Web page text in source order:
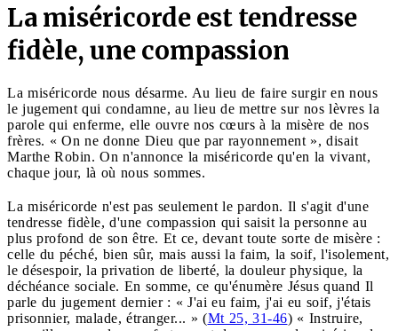
La miséricorde est tendresse
fidèle, une compassion
La miséricorde nous désarme. Au lieu de faire surgir en nous
le jugement qui condamne, au lieu de mettre sur nos lèvres la
parole qui enferme, elle ouvre nos cœurs à la misère de nos
frères. « On ne donne Dieu que par rayonnement », disait
Marthe Robin. On n'annonce la miséricorde qu'en la vivant,
chaque jour, là où nous sommes.
La miséricorde n'est pas seulement le pardon. Il s'agit d'une
tendresse fidèle, d'une compassion qui saisit la personne au
plus profond de son être. Et ce, devant toute sorte de misère :
celle du péché, bien sûr, mais aussi la faim, la soif, l'isolement,
le désespoir, la privation de liberté, la douleur physique, la
déchéance sociale. En somme, ce qu'énumère Jésus quand Il
parle du jugement dernier : « J'ai eu faim, j'ai eu soif, j'étais
prisonnier, malade, étranger... » (Mt 25, 31-46) « Instruire,